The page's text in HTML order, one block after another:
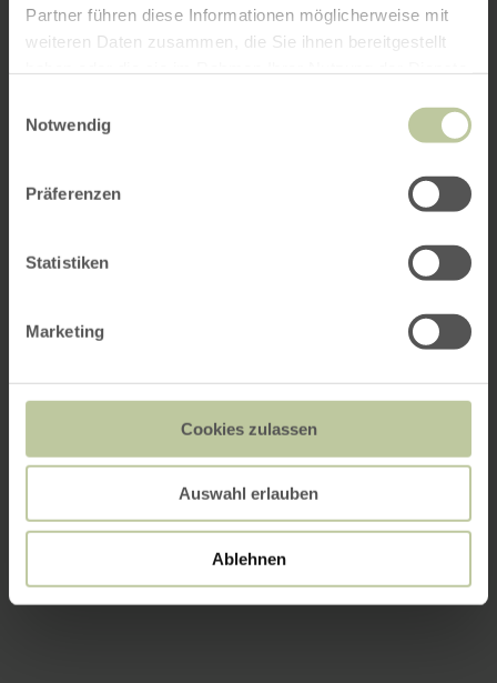
Partner führen diese Informationen möglicherweise mit
weiteren Daten zusammen, die Sie ihnen bereitgestellt
Notwendig
Präferenzen
Statistiken
Marketing
Cookies zulassen
Auswahl erlauben
Ablehnen